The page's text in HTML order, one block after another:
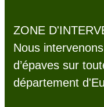
ZONE
Nous
d’épaves sur
département